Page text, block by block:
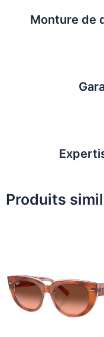
Monture de
Produits